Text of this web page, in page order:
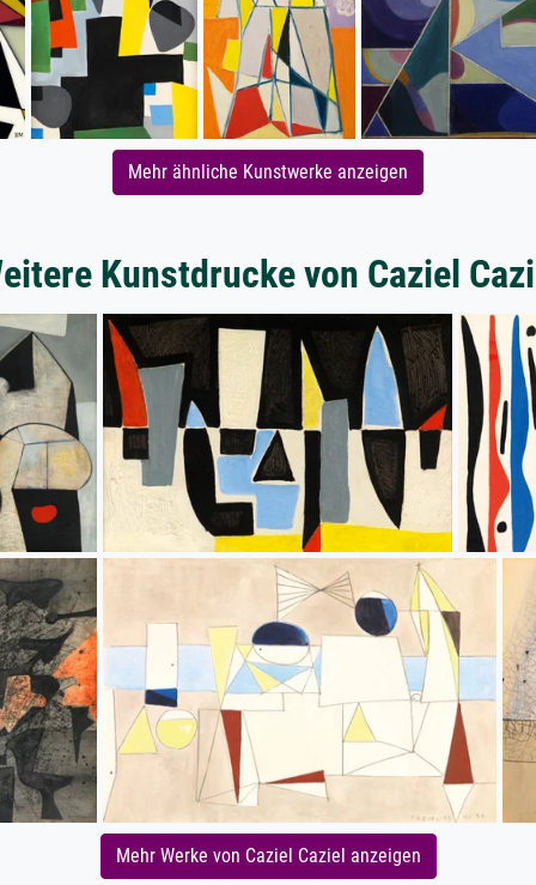
Mehr ähnliche Kunstwerke anzeigen
Kunstdrucke von Caziel
Mehr Werke von Caziel Caziel anzeigen